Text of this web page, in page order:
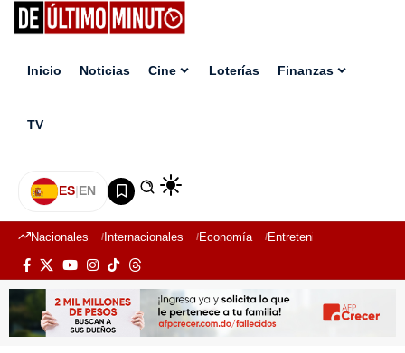
Inicio Noticias Cine Loterías Finanzas
TV
ES|EN
Nacionales Internacionales Economía Entretenimiento